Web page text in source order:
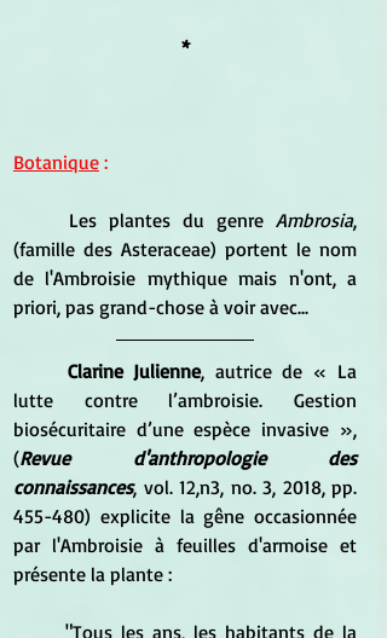
*
Botanique :
	Les plantes du genre
Ambrosia,
(famille des Asteraceae) portent le nom
de l'Ambroisie mythique mais n'ont, a
priori, pas grand-chose à voir avec...
Clarine Julienne, autrice de « La
lutte contre l’ambroisie. Gestion
biosécuritaire d’une espèce invasive »,
(Revue d'anthropologie des
connaissances, vol. 12,n3, no. 3, 2018, pp.
455-480) explicite la gêne occasionnée
par l'Ambroisie à feuilles d'armoise et
présente la plante :